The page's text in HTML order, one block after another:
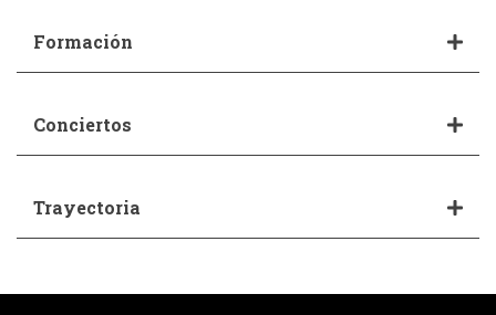
Formación
Conciertos
Trayectoria